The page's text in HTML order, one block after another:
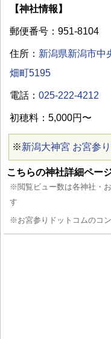
【神社情報】
郵便番号：951-8104
住所： 新潟県新潟市中
畑町5195
電話： 025-222-4212
初穂料：5,000円〜
※新潟大神宮 お宮参
こちらの神社詳細ペー
※閲覧ビュー数は各神社・
す
※お宮参りドットコムのコ